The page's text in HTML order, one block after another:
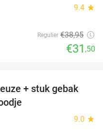
9.4 star
Regulier €38,95
€31 ,50
43%
+ stuk gebak
9.0 star